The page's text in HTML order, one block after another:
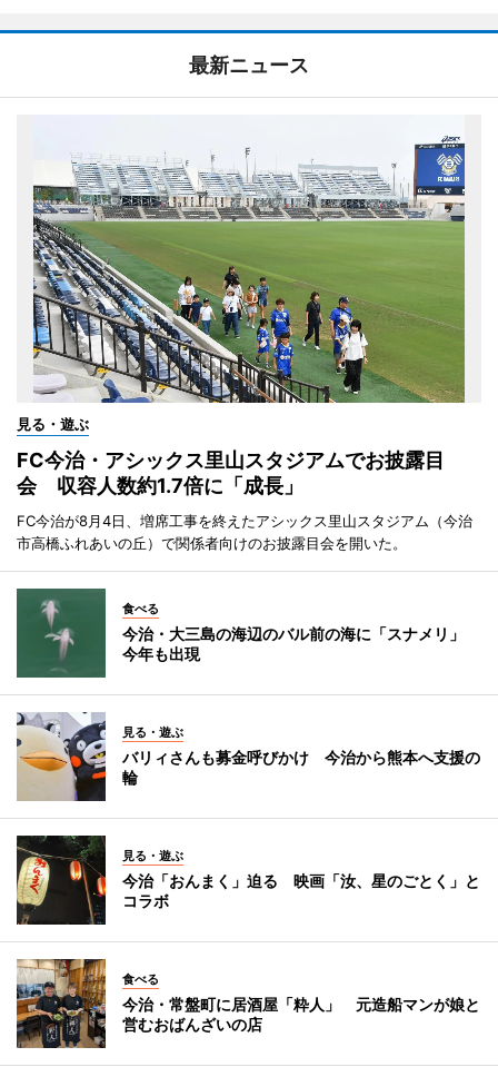
最新ニュース
見る・遊ぶ
FC今治・アシックス里山スタジアムでお披露目
会 収容人数約1.7倍に「成長」
FC今治が8月4日、増席工事を終えたアシックス里山スタジアム（今治
市高橋ふれあいの丘）で関係者向けのお披露目会を開いた。
食べる
今治・大三島の海辺のバル前の海に「スナメリ」
今年も出現
見る・遊ぶ
バリィさんも募金呼びかけ 今治から熊本へ支援の
輪
見る・遊ぶ
今治「おんまく」迫る 映画「汝、星のごとく」と
コラボ
食べる
今治・常盤町に居酒屋「粋人」 元造船マンが娘と
営むおばんざいの店